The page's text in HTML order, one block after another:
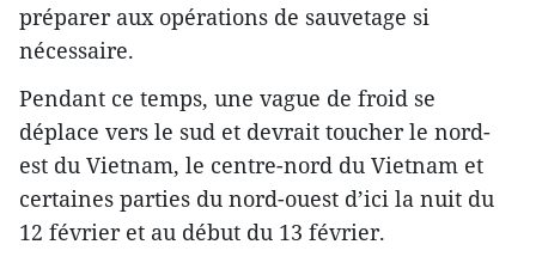
préparer aux opérations de sauvetage si
nécessaire.
Pendant ce temps, une vague de froid se
déplace vers le sud et devrait toucher le nord-
est du Vietnam, le centre-nord du Vietnam et
certaines parties du nord-ouest d’ici la nuit du
12 février et au début du 13 février.